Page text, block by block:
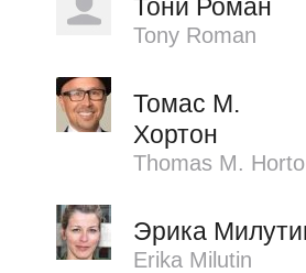
Тони Роман
Tony Roman
Томас М.
Хортон
Thomas M.
Эрика
Erika Milutin